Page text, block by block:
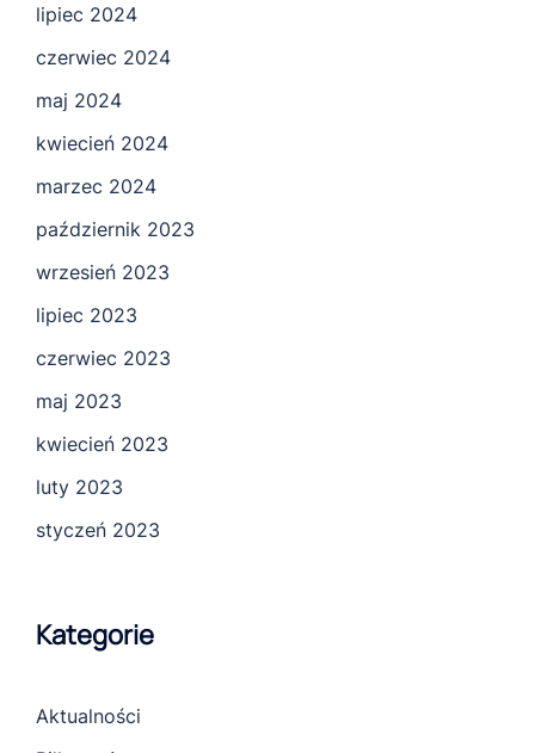
lipiec 2024
czerwiec 2024
maj 2024
kwiecień 2024
marzec 2024
październik 2023
wrzesień 2023
lipiec 2023
czerwiec 2023
maj 2023
kwiecień 2023
luty 2023
styczeń 2023
Kategorie
Aktualności